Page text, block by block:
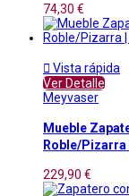
74,30 €
 Vista rápida
Ver Detalle
Meyvaser
Mueble
Roble/Pizarra
229,90 €